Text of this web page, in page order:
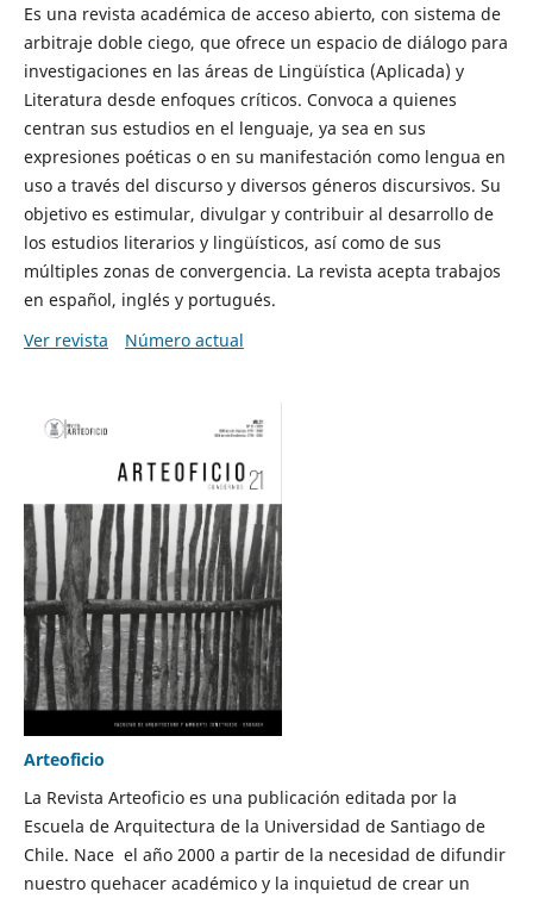
Es una revista académica de acceso abierto, con sistema de
arbitraje doble ciego, que ofrece un espacio de diálogo para
investigaciones en las áreas de Lingüística (Aplicada) y
Literatura desde enfoques críticos. Convoca a quienes
centran sus estudios en el lenguaje, ya sea en sus
expresiones poéticas o en su manifestación como lengua en
uso a través del discurso y diversos géneros discursivos. Su
objetivo es estimular, divulgar y contribuir al desarrollo de
los estudios literarios y lingüísticos, así como de sus
múltiples zonas de convergencia. La revista acepta trabajos
en español, inglés y portugués.
Ver revista
Número actual
Arteoficio
La Revista Arteoficio es una publicación editada por la
Escuela de Arquitectura de la Universidad de Santiago de
Chile. Nace el año 2000 a partir de la necesidad de difundir
nuestro quehacer académico y la inquietud de crear un